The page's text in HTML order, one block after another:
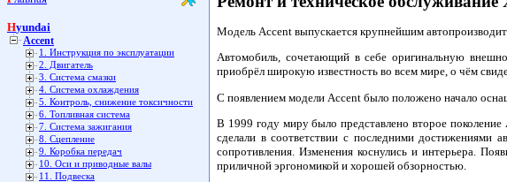
Hyundai
Accent
1. Инструкция по эксплуатации
2. Двигатель
3. Система смазки
4. Система охлаждения
5. Контроль, снижение токсичности
6. Топливная система
7. Система зажигания
8. Сцепление
9. Коробка передач
10. Оси и приводные валы
11. Подвеска
Модель Accent выпускается крупнейшим
Автомобиль, сочетающий в себе оригинальную
приобрёл широкую известность во всем мире, о чём
С появлением модели Accent было положено начало
В 1999 году миру было представлено второе
сделали в соответствии с последними достижениями
сопротивления. Изменения коснулись и интерьера.
приличной эргономикой и хорошей обзорностью.